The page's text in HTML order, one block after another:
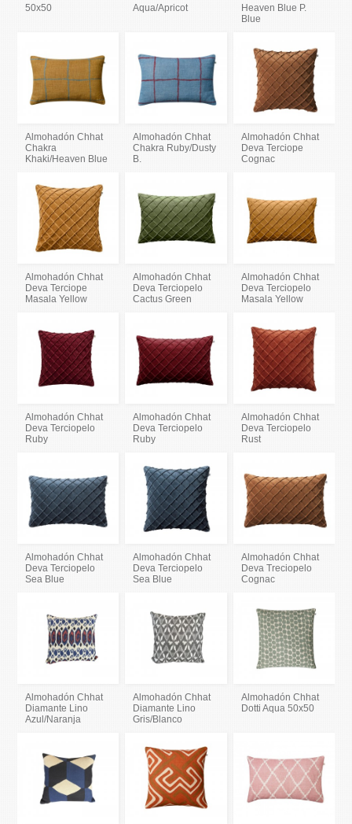
50x50
Aqua/Apricot
Heaven Blue P.
Blue
Almohadón Chhat
Chakra
Khaki/Heaven Blue
Almohadón Chhat
Chakra Ruby/Dusty
B.
Almohadón Chhat
Deva Terciope
Cognac
Almohadón Chhat
Deva Terciope
Masala Yellow
Almohadón Chhat
Deva Terciopelo
Cactus Green
Almohadón Chhat
Deva Terciopelo
Masala Yellow
Almohadón Chhat
Deva Terciopelo
Ruby
Almohadón Chhat
Deva Terciopelo
Ruby
Almohadón Chhat
Deva Terciopelo
Rust
Almohadón Chhat
Deva Terciopelo
Sea Blue
Almohadón Chhat
Deva Terciopelo
Sea Blue
Almohadón Chhat
Deva Treciopelo
Cognac
Almohadón Chhat
Diamante Lino
Azul/Naranja
Almohadón Chhat
Diamante Lino
Gris/Blanco
Almohadón Chhat
Dotti Aqua 50x50